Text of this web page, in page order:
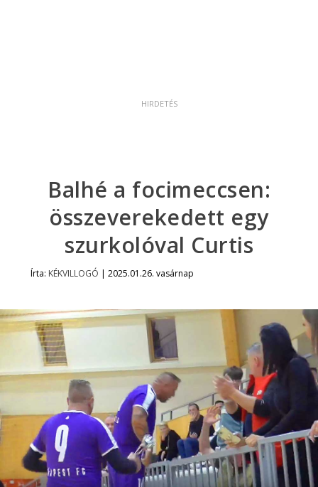
Balhé a focimeccsen:
összeverekedett egy
szurkolóval Curtis
Írta: KÉKVILLOGÓ | 2025.01.26. vasárnap